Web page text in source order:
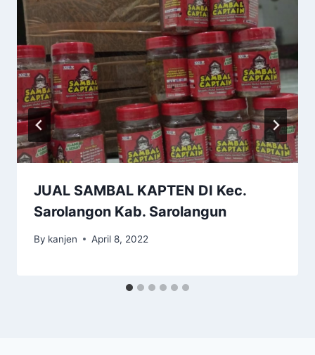
JUAL SAMBAL KAPTEN DI Kec.
Sarolangon Kab. Sarolangun
By kanjen April 8, 2022